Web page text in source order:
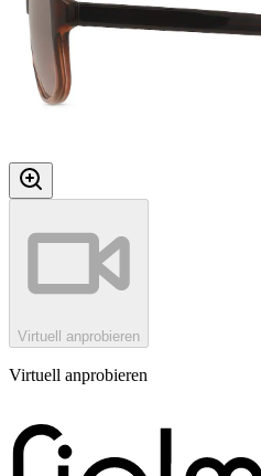
Virtuell anprobieren
Virtuell anprobieren